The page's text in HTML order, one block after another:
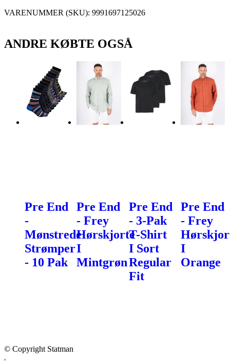
VARENUMMER (SKU): 9991697125026
ANDRE KØBTE OGSÅ
Pre End
-
Mønstrede
Strømper
- 10 Pak
Pre End
- Frey
Hørskjorte
I
Mintgrøn
Pre End
- 3-Pak
T-Shirt
I Sort
Regular
Fit
Pre End
- Frey
I
Orange
© Copyright Statman